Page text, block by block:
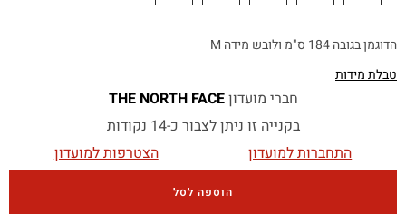
הדוגמן בגובה 184 ס"מ ולובש מידה M
טבלת מידות
חברי מועדוןTHE NORTH FACE
בקנייה זו ניתן לצבור כ-14 נקודות
התחברות למועדון
הצטרפות למועדון
הוספה לסל